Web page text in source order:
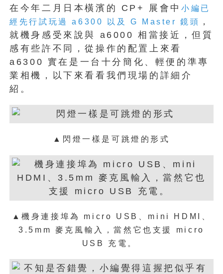
在今年二月日本橫濱的 CP+ 展會中 小編已
經先行試玩過 a6300 以及 G Master 鏡頭
，
就機身感受來說與 a6000 相當接近，但質
感有些許不同，從操作的配置上來看
a6300 實在是一台十分簡化、輕便的準專
業相機，以下來看看我們現場的詳細介
紹。
▲閃燈一樣是可跳燈的形式
▲機身連接埠為 micro USB、mini HDMI、
3.5mm 麥克風輸入，當然它也支援 micro
USB 充電。